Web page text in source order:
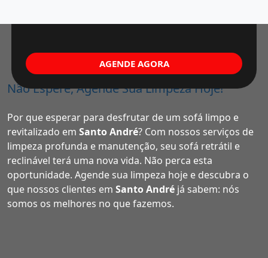
Não Espere, Agende Sua Limpeza Hoje!
Por que esperar para desfrutar de um sofá limpo e
revitalizado em Santo André? Com nossos serviços de
limpeza profunda e manutenção, seu sofá retrátil e
reclinável terá uma nova vida. Não perca esta
oportunidade. Agende sua limpeza hoje e descubra o
que nossos clientes em Santo André já sabem: nós
somos os melhores no que fazemos.
AGENDE AGORA